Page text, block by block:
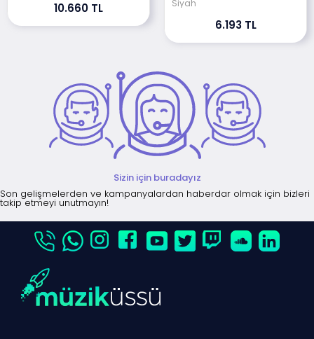
10.660 TL Siyah
6.193 TL
Sizin için buradayız
Son gelişmelerden ve kampanyalardan haberdar olmak için bizleri
takip etmeyi unutmayın!